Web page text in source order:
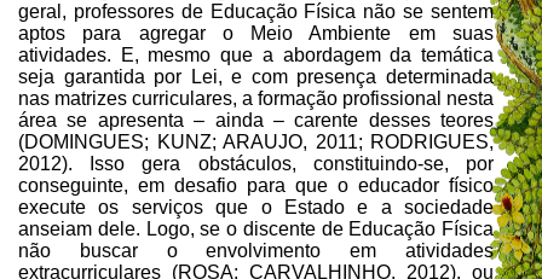
geral, professores de Educação Física não se sentem
aptos para agregar o Meio Ambiente em suas
atividades. E, mesmo que a abordagem da temática
seja garantida por Lei, e com presença determinada
nas matrizes curriculares, a formação profissional nesta
área se apresenta – ainda – carente desses teores
(DOMINGUES; KUNZ; ARAUJO, 2011; RODRIGUES,
2012). Isso gera obstáculos, constituindo-se, por
conseguinte, em desafio para que o educador físico
execute os serviços que o Estado e a sociedade
anseiam dele. Logo, se o discente de Educação Física
não buscar o envolvimento em atividades
extracurriculares (ROSA; CARVALHINHO, 2012), ou